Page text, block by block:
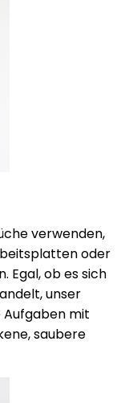
verwenden,
oder
Egal, ob es sich
unser
mit
saubere